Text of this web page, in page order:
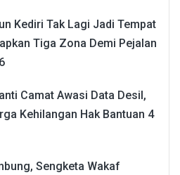
Kediri Tak Lagi Jadi Tempat
Tiga Zona Demi Pejalan
Camat Awasi Data Desil,
Kehilangan Hak Bantuan 4
Sengketa Wakaf